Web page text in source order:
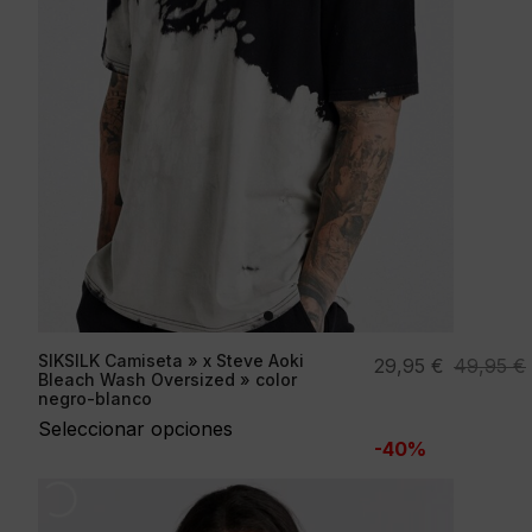
SIKSILK Camiseta » x Steve Aoki
Bleach Wash Oversized » color
negro-blanco
Seleccionar opciones
49,95€
El
era:
29,95 €
El
es:
-40%